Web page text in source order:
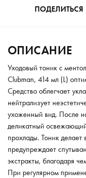
средство улучшает
укрепляет волосяные
ПОДЕЛИТЬСЯ
ОПИСАНИЕ
Уходовый тоник с
Clubman, 414 мл (L)
Средство облегчает
нейтрализует
ухоженный вид. После
деликатный
прохлады. Тоник
предупреждает
экстракты, благодаря
При регулярном